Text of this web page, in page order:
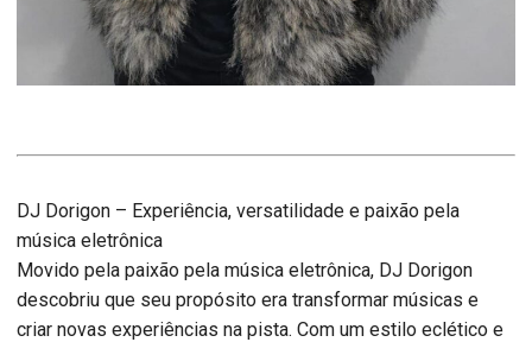
DJ Dorigon – Experiência, versatilidade e paixão pela
música eletrônica
Movido pela paixão pela música eletrônica, DJ Dorigon
descobriu que seu propósito era transformar músicas e
criar novas experiências na pista. Com um estilo eclético e